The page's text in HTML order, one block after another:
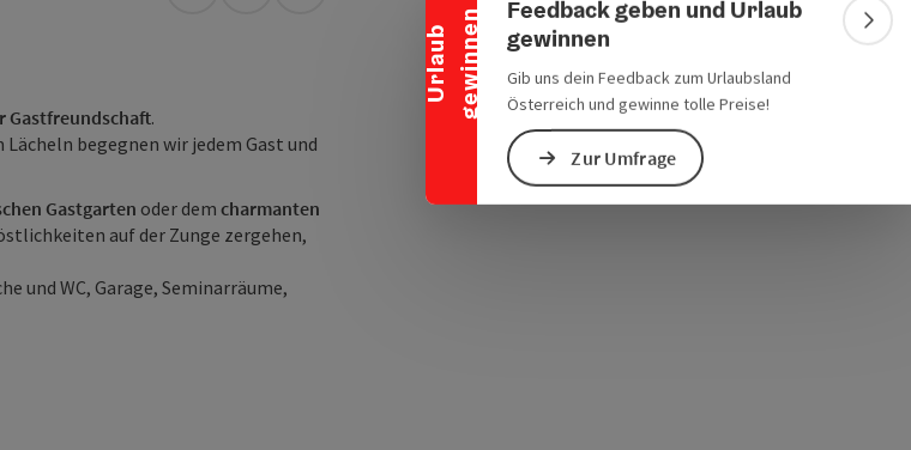
U
r
l
a
u
b
g
e
w
i
n
n
e n
Feedback geben und Urlaub
gewinnen
Gib uns dein Feedback zum Urlaubsland
Österreich und gewinne tolle Preise!
Zur Umfrage
Gastfreundschaft.
begegnen wir jedem Gast und
Gastgarten oder dem charmanten
auf der Zunge zergehen,
und WC, Garage, Seminarräume,